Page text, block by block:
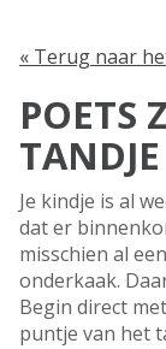
« Terug naar
POETS
Je kindje is al
dat er
misschien al
onderkaak.
Begin direct
puntje van het